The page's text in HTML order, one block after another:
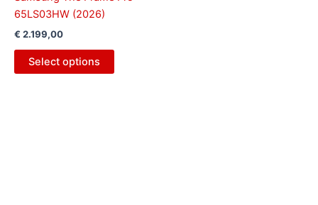
65LS03HW (2026)
€ 2.199,00
Select options